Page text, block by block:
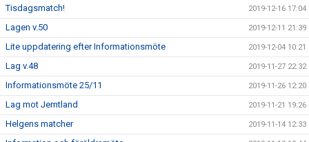
Tisdagsmatch! 2019-12-16 17:04
Lagen v.50 2019-12-11 21:39
Lite uppdatering efter Informationsmöte 2019-12-04 10:21
Lag v.48 2019-11-27 22:32
Informationsmöte 25/11 2019-11-26 12:20
Lag mot Jemtland 2019-11-21 19:26
Helgens matcher 2019-11-14 12:33